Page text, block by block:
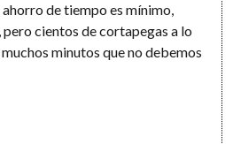
de tiempo es mínimo,
pero cientos de cortapegas a lo
minutos que no debemos